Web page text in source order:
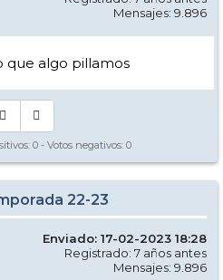
Mensajes: 9.896
que algo pillamos
0 - Votos negativos: 0
22-23
Enviado: 17-02-2023 18:28
Registrado: 7 años antes
Mensajes: 9.896